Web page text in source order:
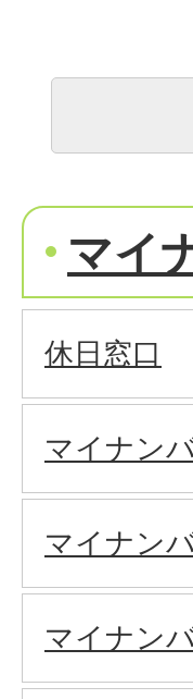
マイ
休日窓口
マイナン
マイナン
マイナン